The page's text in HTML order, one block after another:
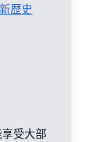
歴史
受大部